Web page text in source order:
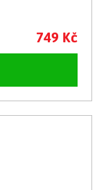
749 Kč